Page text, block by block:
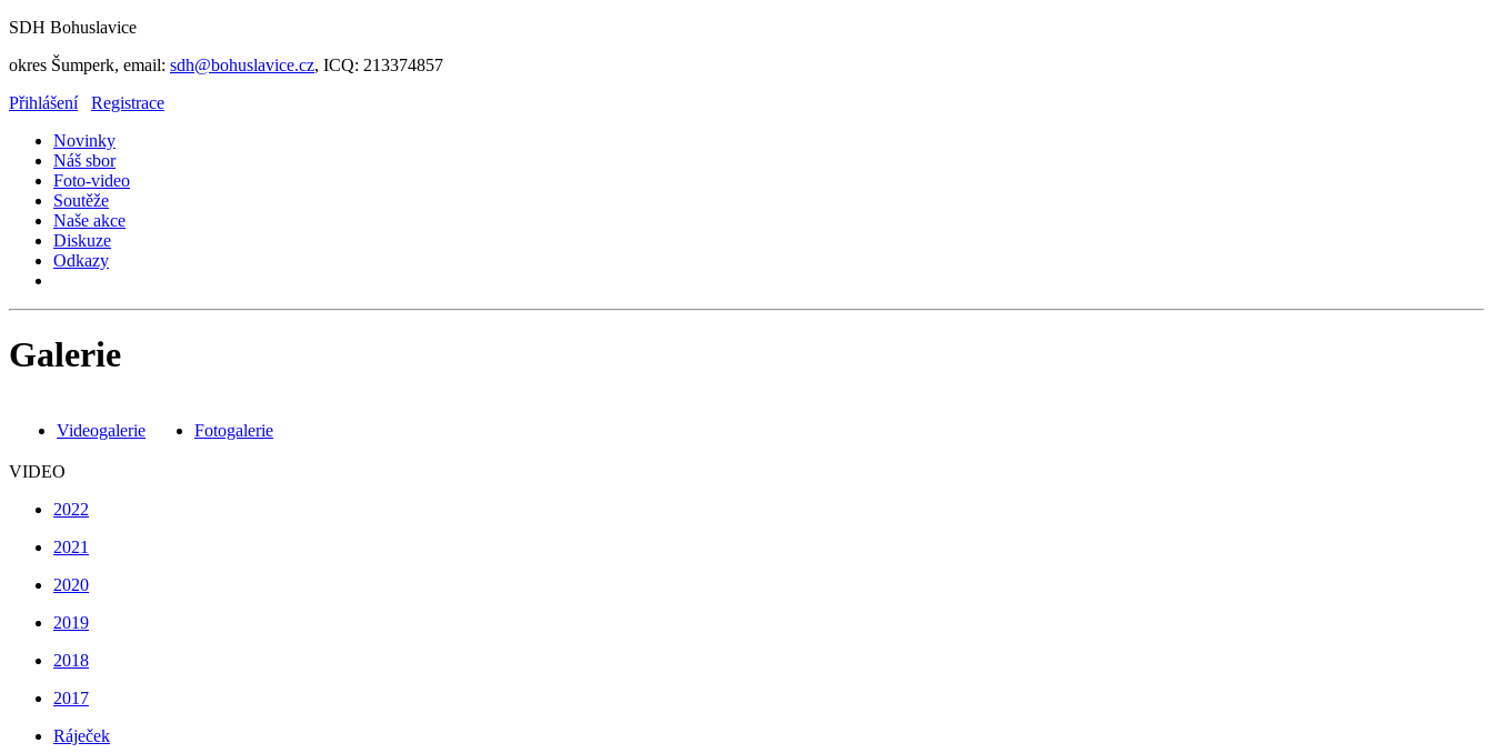
SDH Bohuslavice
okres Šumperk, email: sdh@bohuslavice.cz, ICQ: 213374857
Přihlášení
Registrace
Novinky
Náš sbor
Foto-video
Soutěže
Naše akce
Diskuze
Odkazy
Galerie
Videogalerie Fotogalerie
VIDEO
2022
2021
2020
2019
2018
2017
Ráječek